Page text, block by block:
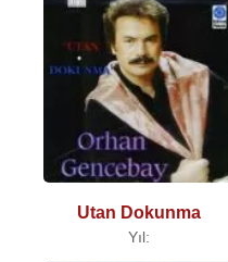
Utan Dokunma
Yıl: